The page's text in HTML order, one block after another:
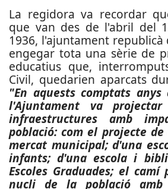
La regidora va recordar
que van des de l'abril del
1936, l'ajuntament republicà
engegar tota una sèrie de
educatius que,
Civil, quedarien aparcats
"En aquests comptats anys
l'Ajuntament va
infraestructures amb
població: com el projecte
mercat municipal; d'una
infants; d'una escola i
Escoles Graduades; el
nucli de la població